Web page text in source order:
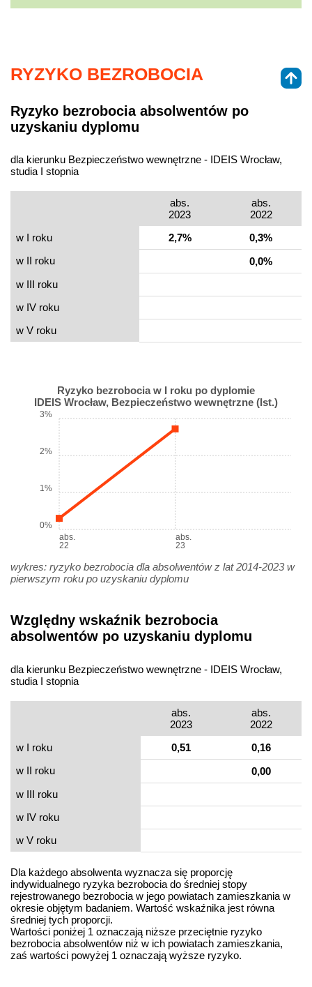
RYZYKO BEZROBOCIA
Ryzyko bezrobocia absolwentów po
uzyskaniu dyplomu
dla kierunku Bezpieczeństwo wewnętrzne - IDEIS Wrocław,
studia I stopnia
abs.
2023
abs.
2022
w I roku
2,7%
0,3%
w II roku
0,0%
w III roku
w IV roku
w V roku
Ryzyko bezrobocia w I roku po dyplomie
IDEIS Wrocław, Bezpieczeństwo wewnętrzne (Ist.)
abs.
22
abs.
23
0%
1%
2%
3%
wykres: ryzyko bezrobocia dla absolwentów z lat 2014-2023 w
pierwszym roku po uzyskaniu dyplomu
Względny wskaźnik bezrobocia
absolwentów po uzyskaniu dyplomu
dla kierunku Bezpieczeństwo wewnętrzne - IDEIS Wrocław,
studia I stopnia
abs.
2023
abs.
2022
w I roku
0,51
0,16
w II roku
0,00
w III roku
w IV roku
w V roku
Dla każdego absolwenta wyznacza się proporcję
indywidualnego ryzyka bezrobocia do średniej stopy
rejestrowanego bezrobocia w jego powiatach zamieszkania w
okresie objętym badaniem. Wartość wskaźnika jest równa
średniej tych proporcji.
Wartości poniżej 1 oznaczają niższe przeciętnie ryzyko
bezrobocia absolwentów niż w ich powiatach zamieszkania,
zaś wartości powyżej 1 oznaczają wyższe ryzyko.